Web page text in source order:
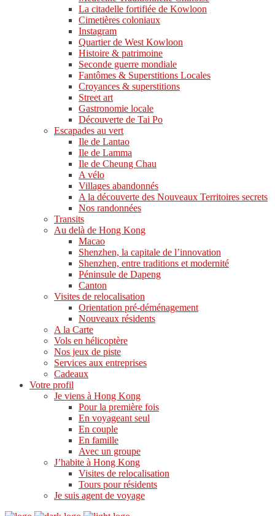
La citadelle fortifiée de Kowloon
Cimetières coloniaux
Instagram
Quartier de West Kowloon
Histoire & patrimoine
Seconde guerre mondiale
Fantômes & Superstitions Locales
Croyances & superstitions
Street art
Gastronomie locale
Découverte de Tai Po
Escapades au vert
Ile de Lantao
Ile de Lamma
Ile de Cheung Chau
A vélo
Villages abandonnés
A la découverte des Nouveaux Territoires secrets
Nos randonnées
Transits
Au delà de Hong Kong
Macao
Shenzhen, la capitale de l’innovation
Shenzhen, entre traditions et modernité
Péninsule de Dapeng
Canton
Visites de relocalisation
Orientation pré-déménagement
Nouveaux résidents
A la Carte
Vols en hélicoptère
Nos jeux de piste
Services aux entreprises
Cadeaux
Votre profil
Je viens à Hong Kong
Pour la première fois
En voyageant seul
En couple
En famille
Avec un groupe
J’habite à Hong Kong
Visites de relocalisation
Tours pour résidents
Je suis agent de voyage